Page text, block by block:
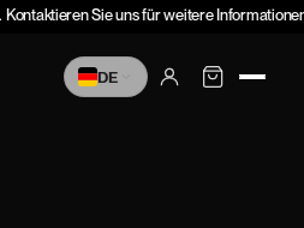
Sie uns für weitere Informationen.
DE